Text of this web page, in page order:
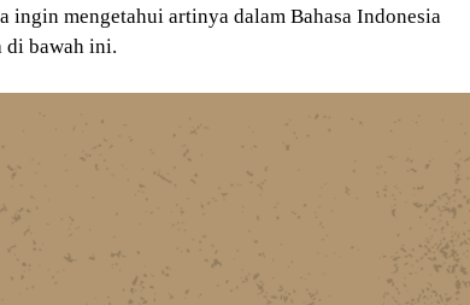
ingin mengetahui artinya dalam Bahasa Indonesia
di bawah ini.